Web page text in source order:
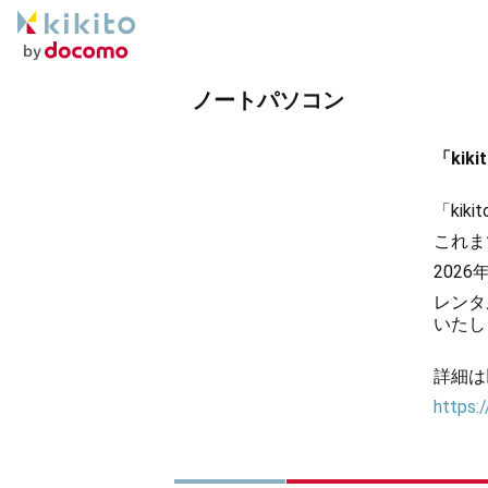
ノートパソコン
「
「
これ
2026
レン
いた
詳細